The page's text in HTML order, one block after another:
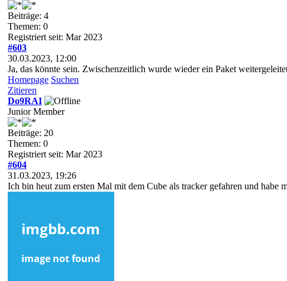
Beiträge: 4
Themen: 0
Registriert seit: Mar 2023
#603
30.03.2023, 12:00
Ja, das könnte sein. Zwischenzeitlich wurde wieder ein Paket
Homepage Suchen
Zitieren
Do9RAI
Junior Member
Beiträge: 20
Themen: 0
Registriert seit: Mar 2023
#604
31.03.2023, 19:26
Ich bin heut zum ersten Mal mit dem Cube als tracker gefahren und